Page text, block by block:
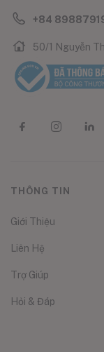
+84
50/1 Nguyễn
THÔNG TIN
Giới Thiệu
Liên Hệ
Trợ Giúp
Hỏi & Đáp